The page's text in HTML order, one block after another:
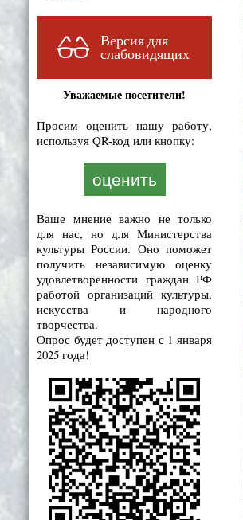
Версия для
слабовидящих
Уважаемые посетители!
Просим оценить нашу работу,
используя QR-код или кнопку:
оценить
Ваше мнение важно не только
для нас, но для Министерства
культуры России. Оно поможет
получить независимую оценку
удовлетворенности граждан РФ
работой организаций культуры,
искусства и народного
творчества.
Опрос будет доступен с 1 января
2025 года!